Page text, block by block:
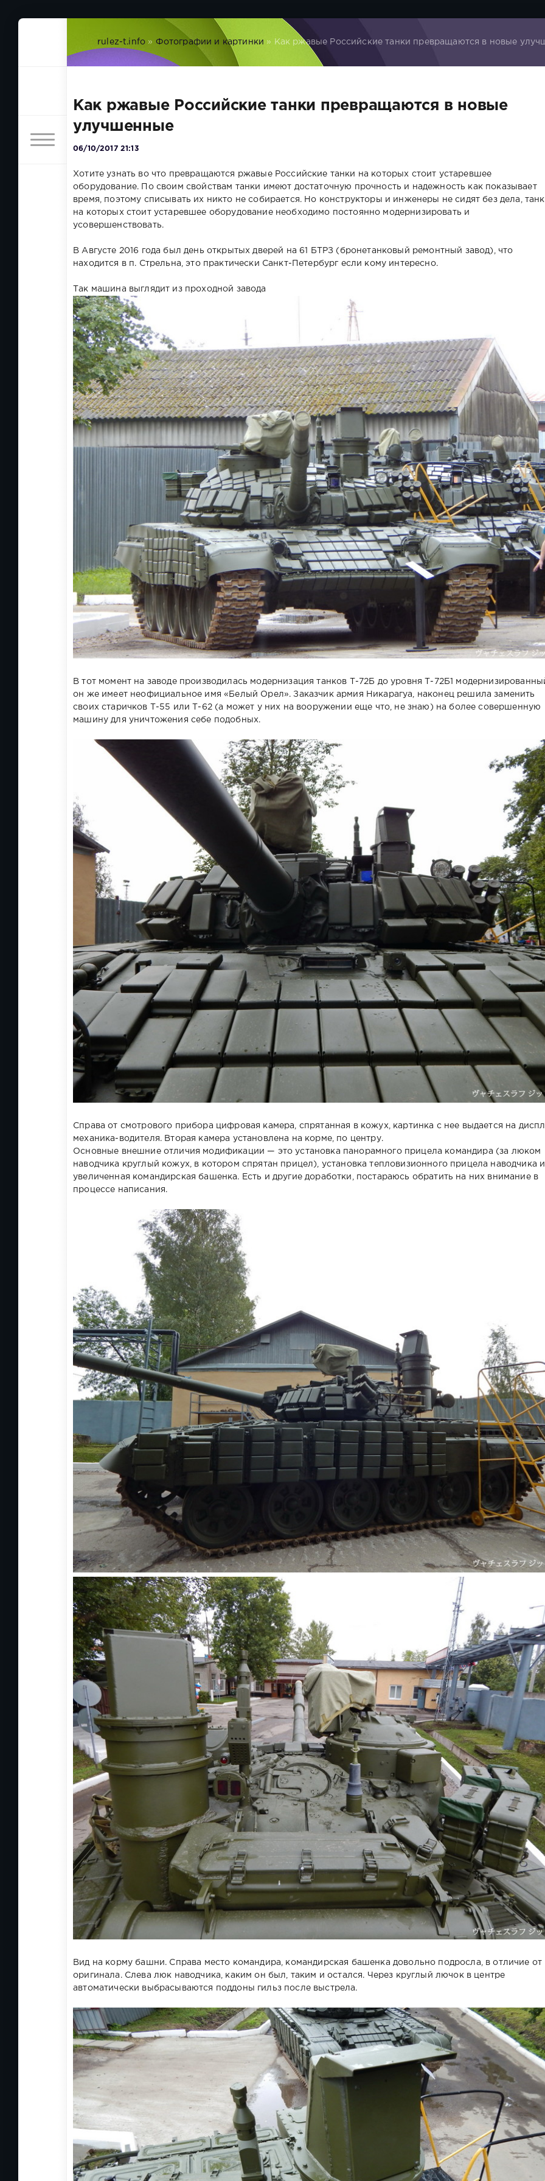
rulez-t.info » Фотографии и картинки » Как ржавые Российские танки превращаются в новые
Как ржавые Российские танки превращаются в новые
улучшенные
06/10/2017 21:13
Хотите узнать во что превращаются ржавые Российские танки на которых стоит устаревшее
оборудование. По своим свойствам танки имеют достаточную прочность и надежность как показывает
время, поэтому списывать их никто не собирается. Но конструкторы и инженеры не сидят без дела,
на которых стоит устаревшее оборудование необходимо постоянно модернизировать и
усовершенствовать.
В Августе 2016 года был день открытых дверей на 61 БТРЗ (бронетанковый ремонтный завод), что
находится в п. Стрельна, это практически Санкт-Петербург если кому интересно.
Так машина выглядит из проходной завода
В тот момент на заводе производилась модернизация танков Т-72Б до уровня Т-72Б1
он же имеет неофициальное имя «Белый Орел». Заказчик армия Никарагуа, наконец решила заменить
своих старичков Т-55 или Т-62 (а может у них на вооружении еще что, не знаю) на более совершенную
машину для уничтожения себе подобных.
Справа от смотрового прибора цифровая камера, спрятанная в кожух, картинка с нее выдается на
механика-водителя. Вторая камера установлена на корме, по центру.
Основные внешние отличия модификации — это установка панорамного прицела командира (за люком
наводчика круглый кожух, в котором спрятан прицел), установка тепловизионного прицела наводчика и
увеличенная командирская башенка. Есть и другие доработки, постараюсь обратить на них внимание в
процессе написания.
Вид на корму башни. Справа место командира, командирская башенка довольно подросла, в отличие от
оригинала. Слева люк наводчика, каким он был, таким и остался. Через круглый лючок в центре
автоматически выбрасываются поддоны гильз после выстрела.